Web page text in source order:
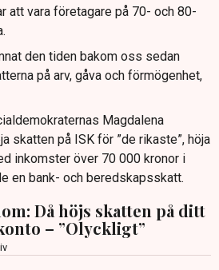
”beskatta bort” Sveriges starka
att vara företagare på 70- och 80-
den tiden bakom oss sedan
på arv, gåva och förmögenhet,
Magdalena
skatten på ISK för ”de rikaste”, höja
inkomster över 70 000 kronor i
en bank- och beredskapsskatt.
Då höjs skatten på ditt
– ”Olyckligt”